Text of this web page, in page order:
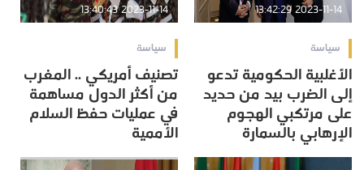
2023-11-14 13:42:29
سياسة
الأغلبية الحكومية تدعو
إلى الضرب بيد من حديد
على مرتكبي الهجوم
الإرهابي بالسمارة
2023-11-14 13:40:43
سياسة
تصنيف أمريكي .. المغرب
من أكثر الدول مساهمة
في عمليات حفظ السلام
الأممية